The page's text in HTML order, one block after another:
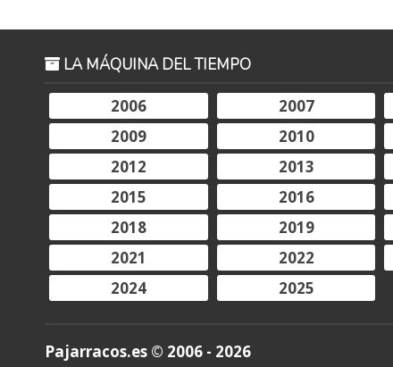
LA MÁQUINA DEL TIEMPO
2006
2007
2009
2010
2012
2013
2015
2016
2018
2019
2021
2022
2024
2025
Pajarracos.es © 2006 - 2026